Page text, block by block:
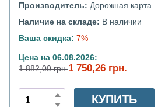
Производитель: Дорожная карта
Наличие на складе: В наличии
Ваша скидка: 7%
Цена на 06.08.2026:
1 882,00 грн1 750,26 грн.
КУПИТЬ